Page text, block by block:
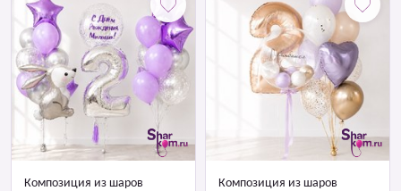
Композиция из шаров
Композиция из шаров